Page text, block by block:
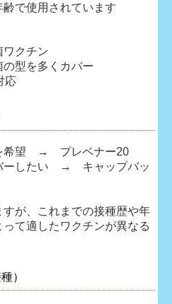
で使用されています
ワクチン
型を多くカバー
応
を希望 → プレベナー20
ーしたい → キャップバッ
が、これまでの接種歴や年
て適したワクチンが異なる
）